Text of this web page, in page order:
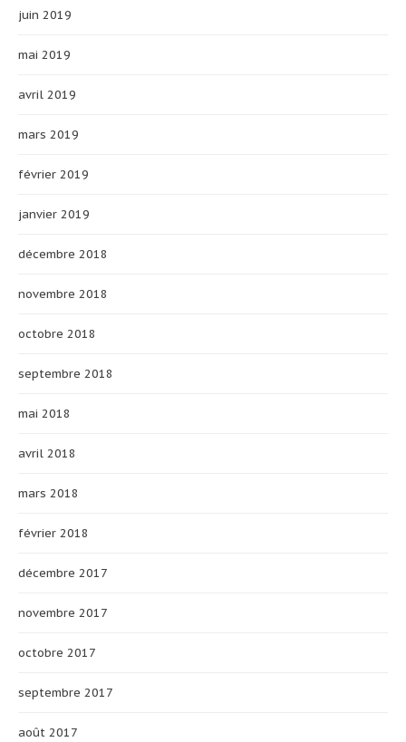
juin 2019
mai 2019
avril 2019
mars 2019
février 2019
janvier 2019
décembre 2018
novembre 2018
octobre 2018
septembre 2018
mai 2018
avril 2018
mars 2018
février 2018
décembre 2017
novembre 2017
octobre 2017
septembre 2017
août 2017